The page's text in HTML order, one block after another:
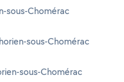
sous-Chomérac
sous-Chomérac
sous-Chomérac